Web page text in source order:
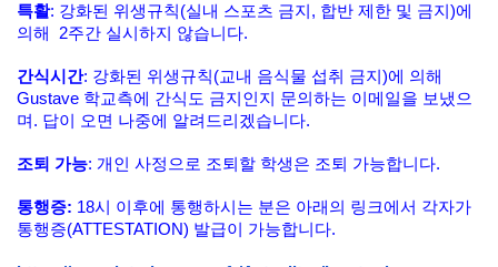
특활: 강화된 위생규칙(실내 스포츠 금지, 합반 제한 및 금지)에
의해 2주간 실시하지 않습니다.
간식시간: 강화된 위생규칙(교내 음식물 섭취 금지)에 의해
Gustave 학교측에 간식도 금지인지 문의하는 이메일을 보냈으
며. 답이 오면 나중에 알려드리겠습니다.
조퇴 가능: 개인 사정으로 조퇴할 학생은 조퇴 가능합니다.
통행증: 18시 이후에 통행하시는 분은 아래의 링크에서 각자가
통행증(ATTESTATION) 발급이 가능합니다.